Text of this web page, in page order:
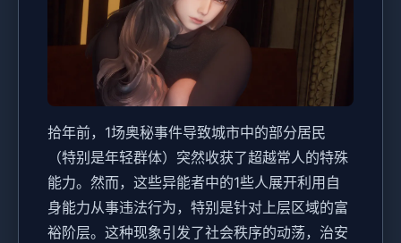
拾年前，1场奥秘事件导致城市中的部分居民
（特别是年轻群体）突然收获了超越常人的特殊
能力。然而，这些异能者中的1些人展开利用自
身能力从事违法行为，特别是针对上层区域的富
裕阶层。这种现象引发了社会秩序的动荡，治安